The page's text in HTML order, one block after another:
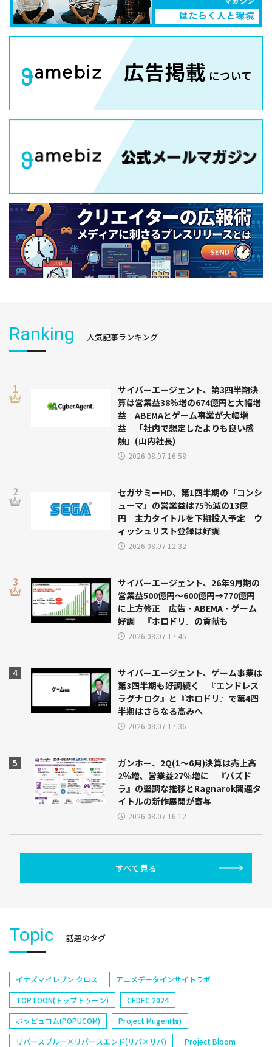
Ranking 人気記事ランキング
サイバーエージェント、第3四半期決
算は営業益38％増の674億円と大幅増
益 ABEMAとゲーム事業が大幅増
益 「社内で想定したよりも良い感
触」(山内社長)
2026.08.07 16:58
セガサミーHD、第1四半期の「コンシ
ューマ」の営業益は75％減の13億
円 主力タイトルを下期投入予定 ウ
ィッシュリスト登録は好調
2026.08.07 12:32
サイバーエージェント、26年9月期の
営業益500億円～600億円→770億円
に上方修正 広告・ABEMA・ゲーム
好調 『ホロドリ』の貢献も
2026.08.07 17:45
サイバーエージェント、ゲーム事業は
第3四半期も好調続く 『エンドレス
ラグナロク』と『ホロドリ』で第4四
半期はさらなる高みへ
2026.08.07 17:36
ガンホー、2Q(1～6月)決算は売上高
2％増、営業益27％増に 『パズド
ラ』の堅調な推移とRagnarok関連タ
イトルの新作展開が寄与
2026.08.07 16:12
すべて見る
Topic 話題のタグ
イナズマイレブン クロス
アニメデータインサイトラボ
TOPTOON(トップトゥーン)
CEDEC 2024
ポッピュコム(POPUCOM)
Project Mugen(仮)
リバースブルー×リバースエンド(リバ×リバ)
Project Bloom